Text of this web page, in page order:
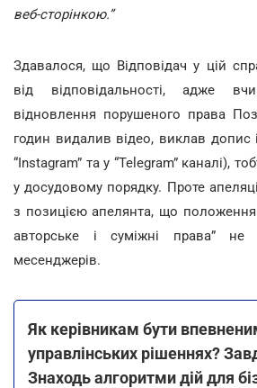
веб-сторінкою.”
Здавалося, що Відповідач у цій
від відповідальності, адже
відновлення порушеного права
годин видалив відео, виклав допис
“Instagram” та у “Telegram” каналі),
у досудовому порядку. Проте
з позицією апелянта, що
авторське і суміжні права” не
месенджерів.
Як керівникам бути
управлінських рішеннях?
Знаходь алгоритми дій для